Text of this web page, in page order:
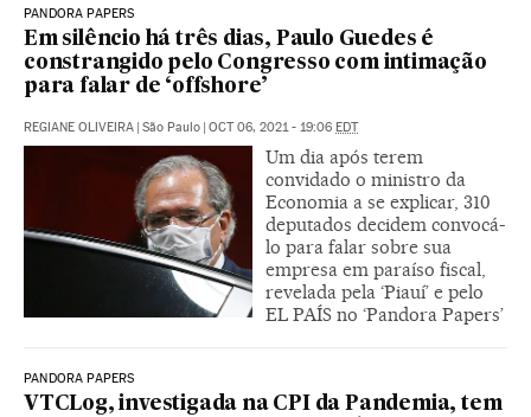
PANDORA PAPERS
Em silêncio há três dias, Paulo Guedes é
constrangido pelo Congresso com intimação
para falar de ‘offshore’
REGIANE OLIVEIRA | São Paulo | OCT 06, 2021 - 19:06 EDT
Um dia após terem
convidado o ministro da
Economia a se explicar, 310
deputados decidem convocá-
lo para falar sobre sua
empresa em paraíso fiscal,
revelada pela ‘Piauí’ e pelo
EL PAÍS no ‘Pandora Papers’
PANDORA PAPERS
VTCLog, investigada na CPI da Pandemia, tem